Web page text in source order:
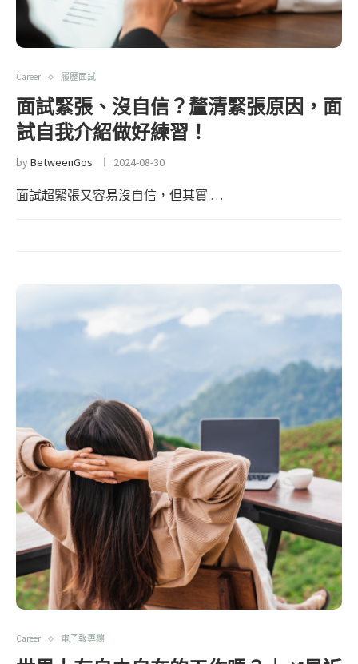
Career 履歷面試
面試緊張、沒自信？釐清緊張原因，面
試自我介紹做好練習！
byBetweenGos 2024-08-30
面試超緊張又容易沒自信，但其實 …
Career 電子報專欄